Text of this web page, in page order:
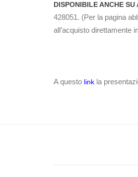
DISPONIBILE ANCHE SU
428051. (Per la pagina
all’acquisto direttamente
A questo link la